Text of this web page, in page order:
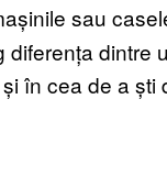
sau
diferența dintre
în cea de a ști